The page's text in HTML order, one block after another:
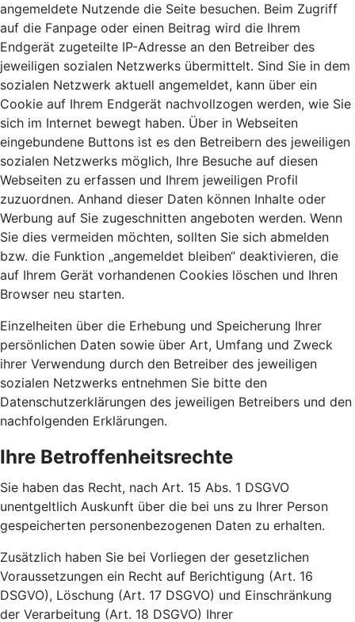
angemeldete Nutzende die Seite besuchen. Beim Zugriff
auf die Fanpage oder einen Beitrag wird die Ihrem
Endgerät zugeteilte IP-Adresse an den Betreiber des
jeweiligen sozialen Netzwerks übermittelt. Sind Sie in dem
sozialen Netzwerk aktuell angemeldet, kann über ein
Cookie auf Ihrem Endgerät nachvollzogen werden, wie Sie
sich im Internet bewegt haben. Über in Webseiten
eingebundene Buttons ist es den Betreibern des jeweiligen
sozialen Netzwerks möglich, Ihre Besuche auf diesen
Webseiten zu erfassen und Ihrem jeweiligen Profil
zuzuordnen. Anhand dieser Daten können Inhalte oder
Werbung auf Sie zugeschnitten angeboten werden. Wenn
Sie dies vermeiden möchten, sollten Sie sich abmelden
bzw. die Funktion „angemeldet bleiben“ deaktivieren, die
auf Ihrem Gerät vorhandenen Cookies löschen und Ihren
Browser neu starten.
Einzelheiten über die Erhebung und Speicherung Ihrer
persönlichen Daten sowie über Art, Umfang und Zweck
ihrer Verwendung durch den Betreiber des jeweiligen
sozialen Netzwerks entnehmen Sie bitte den
Datenschutzerklärungen des jeweiligen Betreibers und den
nachfolgenden Erklärungen.
Ihre Betroffenheitsrechte
Sie haben das Recht, nach Art. 15 Abs. 1 DSGVO
unentgeltlich Auskunft über die bei uns zu Ihrer Person
gespeicherten personenbezogenen Daten zu erhalten.
Zusätzlich haben Sie bei Vorliegen der gesetzlichen
Voraussetzungen ein Recht auf Berichtigung (Art. 16
DSGVO), Löschung (Art. 17 DSGVO) und Einschränkung
der Verarbeitung (Art. 18 DSGVO) Ihrer